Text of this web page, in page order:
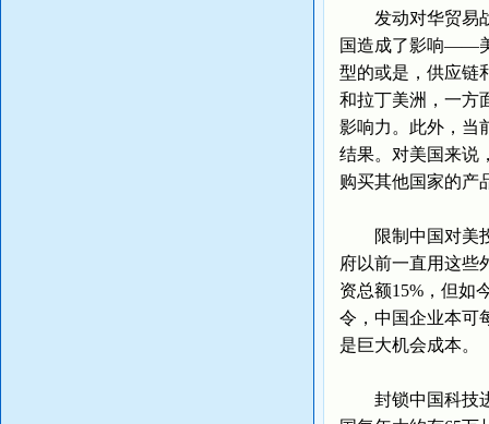
发动对华贸易战
国造成了影响——
型的或是，供应链
和拉丁美洲，一方
影响力。此外，当
结果。对美国来说
购买其他国家的产
限制中国对美投
府以前一直用这些
资总额15%，但如
令，中国企业本可
是巨大机会成本。
封锁中国科技进